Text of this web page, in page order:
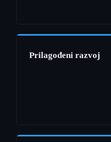
Prilagođeni razvoj